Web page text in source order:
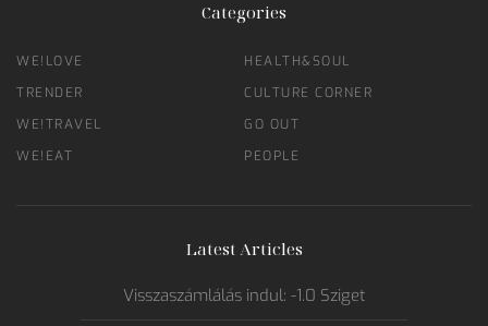
Categories
WE!LOVE
TRENDER
WE!TRAVEL
WE!EAT
HEALTH&SOUL
CULTURE CORNER
GO OUT
PEOPLE
Latest Articles
Visszaszámlálás indul: -1.0 Sziget